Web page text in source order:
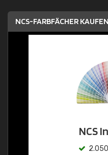
NCS-FARBFÄCHER KAUFEN
NCS